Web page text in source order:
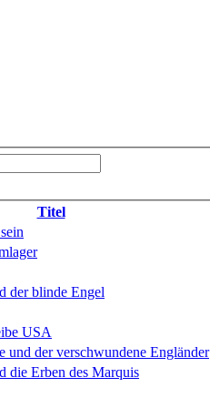
Titel
der blinde Engel
USA
und der verschwundene Engländer
die Erben des Marquis